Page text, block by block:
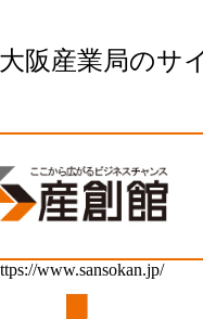
阪産業局のサ
www.sansokan.jp/